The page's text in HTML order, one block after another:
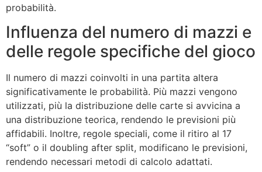
probabilità.
Influenza del numero di mazzi e
delle regole specifiche del gioco
Il numero di mazzi coinvolti in una partita altera
significativamente le probabilità. Più mazzi vengono
utilizzati, più la distribuzione delle carte si avvicina a
una distribuzione teorica, rendendo le previsioni più
affidabili. Inoltre, regole speciali, come il ritiro al 17
“soft” o il doubling after split, modificano le previsioni,
rendendo necessari metodi di calcolo adattati.